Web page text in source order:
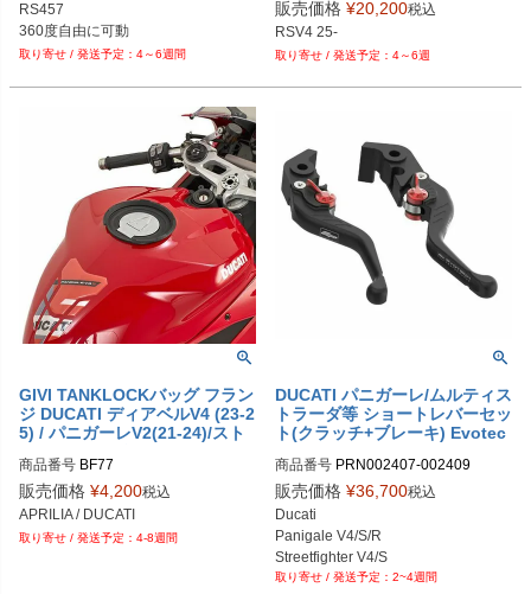
DYM-AP-RS457-FR-BK：前後セッ
ト・ブラック
オレンジ
DYM-AP-RS457-R-BK：リアのみ・
RS457
4～6週間
販売価格 ¥20,200税込
RSV4 25-
4～6週
GIVI TANKLOCKバッグ フラン
ジ DUCATI ディアベルV4 (23-2
5) / パニガーレV2(21-24)/スト
商品番号 BF77
販売価格 ¥4,200税込
APRILIA / DUCATI
4-8週間
DUCATI パニガーレ/ムルティス
トラーダ等 ショートレバーセッ
ト(クラッチ+ブレーキ) Evotec
商品番号 PRN002407-002409
PRN002407-002409-01
PRN002407-002409-02
PRN002407-002409-03
PRN002407-002409-04
PRN002407-002409-05
販売価格 ¥36,700税込
Ducati
Panigale V4/S/R
Streetfighter V4/S
Monster/Multistrada 2~4週間